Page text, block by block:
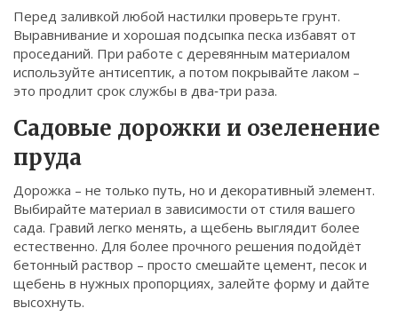
Перед заливкой любой настилки проверьте грунт.
Выравнивание и хорошая подсыпка песка избавят от
проседаний. При работе с деревянным материалом
используйте антисептик, а потом покрывайте лаком –
это продлит срок службы в два‑три раза.
Садовые дорожки и озеленение
пруда
Дорожка – не только путь, но и декоративный элемент.
Выбирайте материал в зависимости от стиля вашего
сада. Гравий легко менять, а щебень выглядит более
естественно. Для более прочного решения подойдёт
бетонный раствор – просто смешайте цемент, песок и
щебень в нужных пропорциях, залейте форму и дайте
высохнуть.